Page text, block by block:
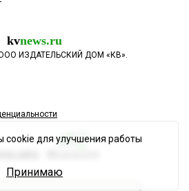
kvnews.ru
ИЗДАТЕЛЬСКИЙ ДОМ «КВ».
сайта
для улучшения работы
Принимаю